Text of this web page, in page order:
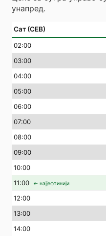
унапред.
Сат (СЕВ)
02:00
03:00
04:00
05:00
06:00
07:00
08:00
09:00
10:00
11:00 ← најјефтинији
12:00
13:00
14:00